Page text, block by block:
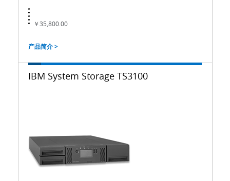
￥35,800.00
产品简介 >
IBM System Storage TS3100